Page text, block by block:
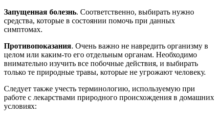
Запущенная болезнь. Соответственно, выбирать нужно
средства, которые в состоянии помочь при данных
симптомах.
Противопоказания. Очень важно не навредить организму в
целом или каким-то его отдельным органам. Необходимо
внимательно изучить все побочные действия, и выбирать
только те природные травы, которые не угрожают человеку.
Следует также учесть терминологию, используемую при
работе с лекарствами природного происхождения в домашних
условиях: